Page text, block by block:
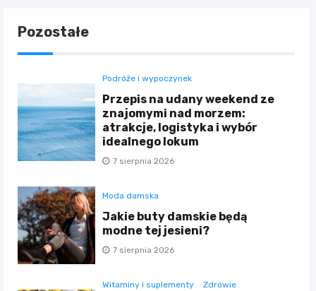
Pozostałe
Podróże i wypoczynek
Przepis na udany weekend ze
znajomymi nad morzem:
atrakcje, logistyka i wybór
idealnego lokum
7 sierpnia 2026
Moda damska
Jakie buty damskie będą
modne tej jesieni?
7 sierpnia 2026
Witaminy i suplementy Zdrowie